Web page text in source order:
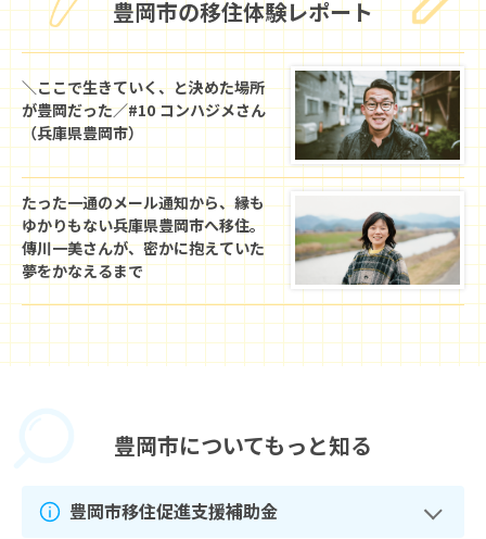
豊岡市の移住体験レポート
＼ここで生きていく、と決めた場所
が豊岡だった／#10 コンハジメさん
（兵庫県豊岡市）
たった一通のメール通知から、縁も
ゆかりもない兵庫県豊岡市へ移住。
傳川一美さんが、密かに抱えていた
夢をかなえるまで
豊岡市についてもっと知る
豊岡市移住促進支援補助金